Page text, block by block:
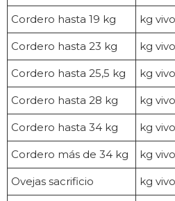
Cordero hasta 19 kg kg vivo
Cordero hasta 23 kg kg vivo
Cordero hasta 25,5 kg kg vivo
Cordero hasta 28 kg kg vivo
Cordero hasta 34 kg kg vivo
Cordero más de 34 kg kg vivo
Ovejas sacrificio kg vivo